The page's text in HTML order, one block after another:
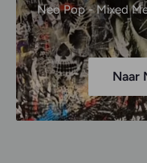
Neo Pop - Mixed
Naar